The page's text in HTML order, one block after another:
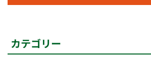
カテゴリー